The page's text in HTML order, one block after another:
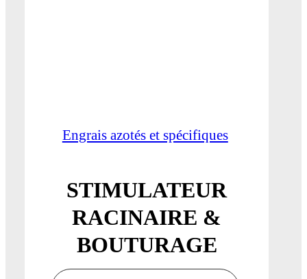
Engrais azotés et spécifiques
STIMULATEUR
RACINAIRE &
BOUTURAGE